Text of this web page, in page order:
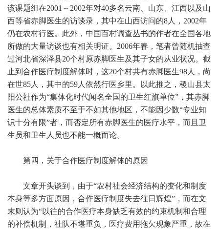
该课题组在2001～2002年对40多名云南、山东、江西以及山
西等省赤脚医生的访谈录，其中在山西访问的8人，2002年
仍在农村行医。此外，中国百村调查丛书的作者在全国各地
所做的大量访谈也有相关明证。2006年春，笔者曾随机抽查
过河北省深泽县20个村原赤脚医生及其子女的从业状况。截
止到合作医疗制度解体时，这20个村共有赤脚医生98人，尚
在世85人，其中的59人依然行医乡里。以此推之，稷山县太
阳公社作为“集体化时代闻名全国的卫生红旗单位”，其赤脚
医生的总体素质不至于不如其他地区，不能因少数“专业知
识十分有限”者，而否定所有赤脚医生的医疗水平，而且卫
生员和卫生人员也不能一概而论。
第四，关于合作医疗制度解体的原因
文章开头谈到，由于“农村社会经济结构的变化和制度
本身等多方面原因，合作医疗制度失去往日辉煌”，而在文
末则认为“以往的合作医疗本身缺乏有效的约束机制和合理
的补偿机制，社队不堪重负，医疗费用拖欠现象严重，故在